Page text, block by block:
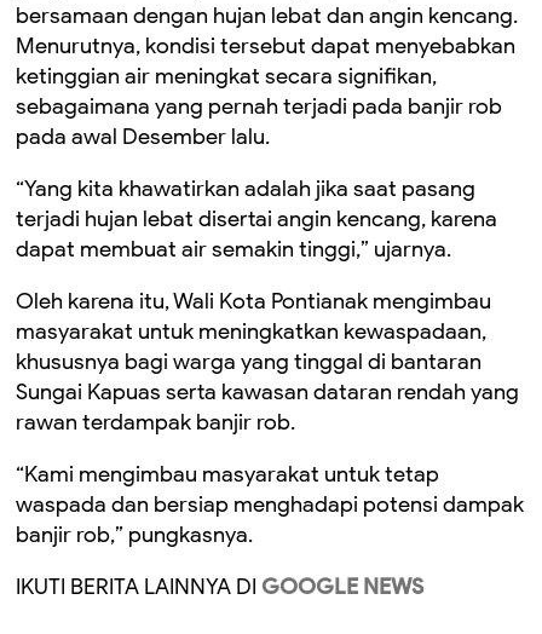
bersamaan dengan hujan lebat dan angin kencang.
Menurutnya, kondisi tersebut dapat menyebabkan
ketinggian air meningkat secara signifikan,
sebagaimana yang pernah terjadi pada banjir rob
pada awal Desember lalu.
“Yang kita khawatirkan adalah jika saat pasang
terjadi hujan lebat disertai angin kencang, karena
dapat membuat air semakin tinggi,” ujarnya.
Oleh karena itu, Wali Kota Pontianak mengimbau
masyarakat untuk meningkatkan kewaspadaan,
khususnya bagi warga yang tinggal di bantaran
Sungai Kapuas serta kawasan dataran rendah yang
rawan terdampak banjir rob.
“Kami mengimbau masyarakat untuk tetap
waspada dan bersiap menghadapi potensi dampak
banjir rob,” pungkasnya.
IKUTI BERITA LAINNYA DI GOOGLE NEWS